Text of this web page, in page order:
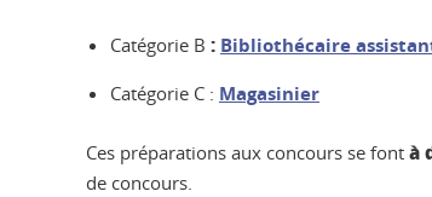
Catégorie B : Bibliothécaire
Catégorie C : Magasinier
Ces préparations aux concours se font à
de concours.